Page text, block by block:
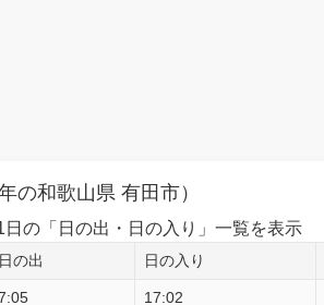
の和歌山県 有田市）
の「日の出・日の入り」一覧を表示
日の出 日の入り
17:02